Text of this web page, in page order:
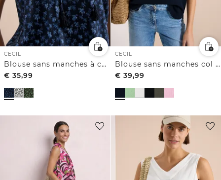
CECIL
Blouse sans manches à col fendu et imprimé palmiers
€ 35,99
CECIL
Blouse sans manches col V en gaze de coton
€ 39,99